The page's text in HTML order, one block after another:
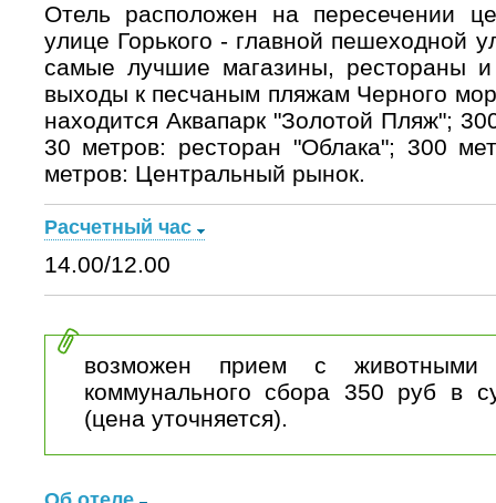
Отель расположен на пересечении
улице Горького - главной пешеходной
самые лучшие магазины, рестораны
выходы к песчаным пляжам Черного
находится Аквапарк "Золотой Пляж";
30 метров: ресторан "Облака"; 300
метров: Центральный рынок.
Расчетный час
14.00/12.00
возможен прием с
коммунального сбора 350 руб в
(цена уточняется).